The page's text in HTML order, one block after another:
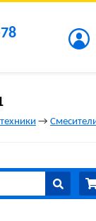
→